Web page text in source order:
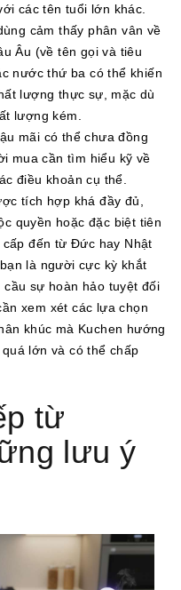
các tên tuổi lớn khác.
cảm thấy phân vân về
Âu (về tên gọi và tiêu
nước thứ ba có thể khiến
lượng thực sự, mặc dù
lượng kém.
mãi có thể chưa đồng
mua cần tìm hiểu kỹ về
điều khoản cụ thể.
tích hợp khá đầy đủ,
quyền hoặc đặc biệt tiên
đến từ Đức hay Nhật
là người cực kỳ khắt
sự hoàn hảo tuyệt đối
xem xét các lựa chọn
khúc mà Kuchen hướng
lớn và có thể chấp
từ
lưu ý